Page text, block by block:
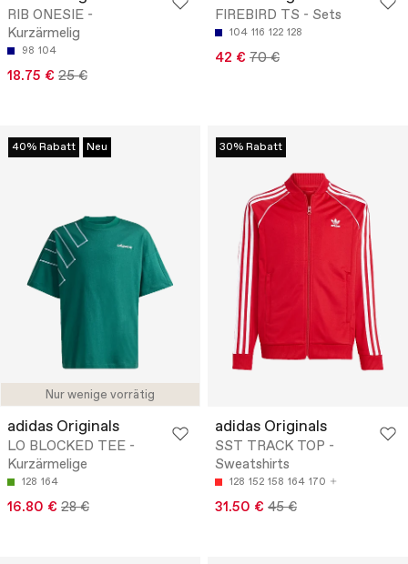
RIB ONESIE -
Kurzärmelig
98 104
18.75 € 25 €
FIREBIRD TS - Sets
104 116 122 128
42 € 70 €
Nur wenige vorrätig
40% Rabatt Neu
adidas Originals
LO BLOCKED TEE -
Kurzärmelige
128 164
16.80 € 28 €
30% Rabatt
adidas Originals
SST TRACK TOP -
Sweatshirts
128 152 158 164 170
31.50 € 45 €